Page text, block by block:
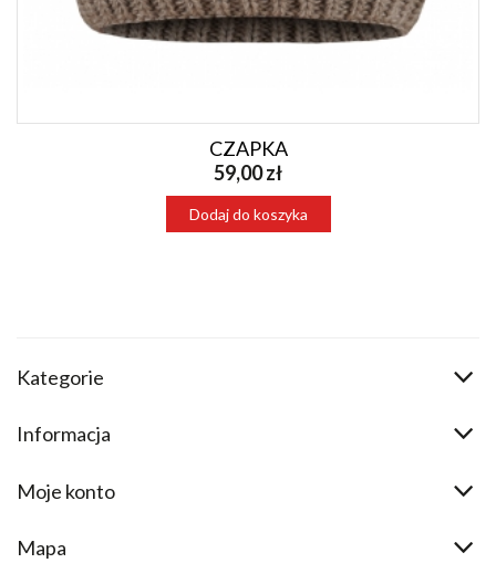
CZAPKA
59,00 zł
Dodaj do koszyka
Kategorie
Informacja
Moje konto
Mapa